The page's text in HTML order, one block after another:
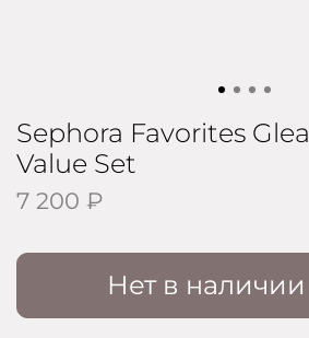
Sephora Favorites
Value Set
7 200 ₽
Нет в наличии